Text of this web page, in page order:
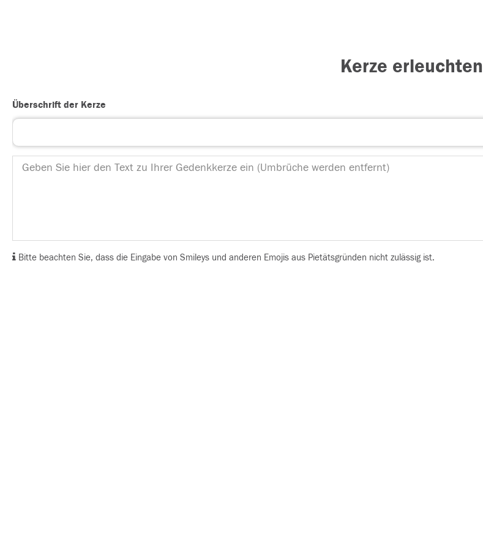
Kerze erleuchten
Überschrift der Kerze
Bitte beachten Sie, dass die Eingabe von Smileys und anderen Emojis aus Pietätsgründen nicht zulässig ist.